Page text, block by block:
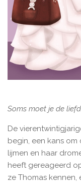
Soms moet je de
De
begin, een kans
lijmen en haar
heeft gereageerd
ze Thomas